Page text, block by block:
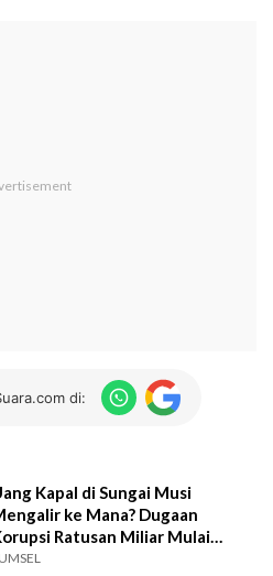
di:
Kapal di Sungai Musi
ke Mana? Dugaan
Ratusan Miliar Mulai